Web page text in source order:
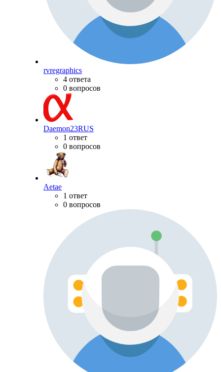
rvregraphics
4 ответа
0 вопросов
Daemon23RUS
1 ответ
0 вопросов
Aetae
1 ответ
0 вопросов